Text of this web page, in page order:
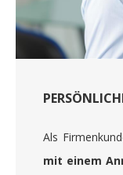
Als
mit einem